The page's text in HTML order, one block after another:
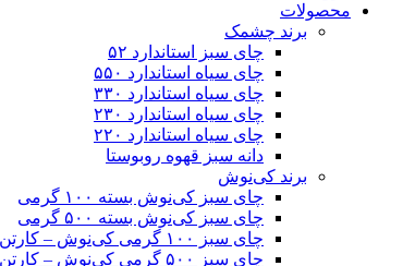
محصولات
برند چشمک
چای سبز استاندارد ۵۲
چای سیاه استاندارد ۵۵۰
چای سیاه استاندارد ۳۳۰
چای سیاه استاندارد ۲۳۰
چای سیاه استاندارد ۲۲۰
دانه سبز قهوه روبوستا
برند کی‌نوش
چای سبز کی‌نوش بسته ۱۰۰ گرمی
چای سبز کی‌نوش بسته ۵۰۰ گرمی
چای سبز ۱۰۰ گرمی کی‌نوش – کارتن ۶۰ تایی
چای سبز ۵۰۰ گرمی کی‌نوش – کارتن ۱۲ تایی